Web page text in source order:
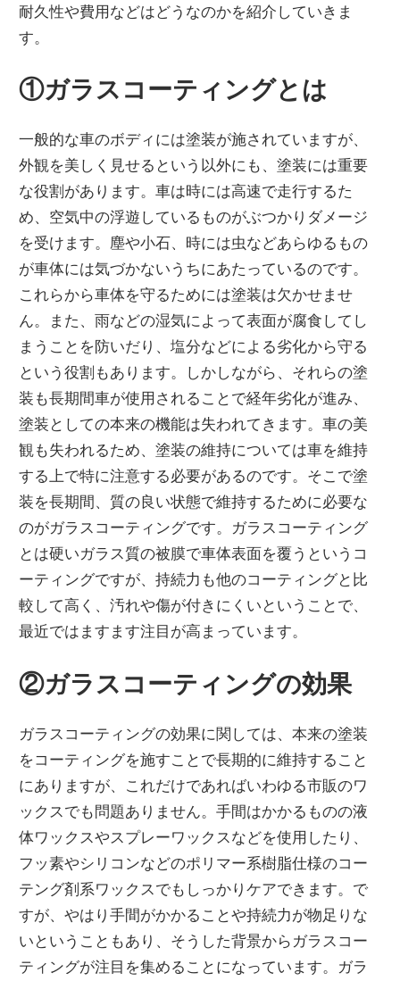
耐久性や費用などはどうなのかを紹介していきま
す。
①ガラスコーティングとは
一般的な車のボディには塗装が施されていますが、
外観を美しく見せるという以外にも、塗装には重要
な役割があります。車は時には高速で走行するた
め、空気中の浮遊しているものがぶつかりダメージ
を受けます。塵や小石、時には虫などあらゆるもの
が車体には気づかないうちにあたっているのです。
これらから車体を守るためには塗装は欠かせませ
ん。また、雨などの湿気によって表面が腐食してし
まうことを防いだり、塩分などによる劣化から守る
という役割もあります。しかしながら、それらの塗
装も長期間車が使用されることで経年劣化が進み、
塗装としての本来の機能は失われてきます。車の美
観も失われるため、塗装の維持については車を維持
する上で特に注意する必要があるのです。そこで塗
装を長期間、質の良い状態で維持するために必要な
のがガラスコーティングです。ガラスコーティング
とは硬いガラス質の被膜で車体表面を覆うというコ
ーティングですが、持続力も他のコーティングと比
較して高く、汚れや傷が付きにくいということで、
最近ではますます注目が高まっています。
②ガラスコーティングの効果
ガラスコーティングの効果に関しては、本来の塗装
をコーティングを施すことで長期的に維持すること
にありますが、これだけであればいわゆる市販のワ
ックスでも問題ありません。手間はかかるものの液
体ワックスやスプレーワックスなどを使用したり、
フッ素やシリコンなどのポリマー系樹脂仕様のコー
テング剤系ワックスでもしっかりケアできます。で
すが、やはり手間がかかることや持続力が物足りな
いということもあり、そうした背景からガラスコー
ティングが注目を集めることになっています。ガラ